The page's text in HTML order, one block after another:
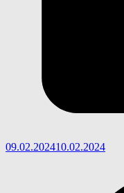
09.02.202410.02.2024